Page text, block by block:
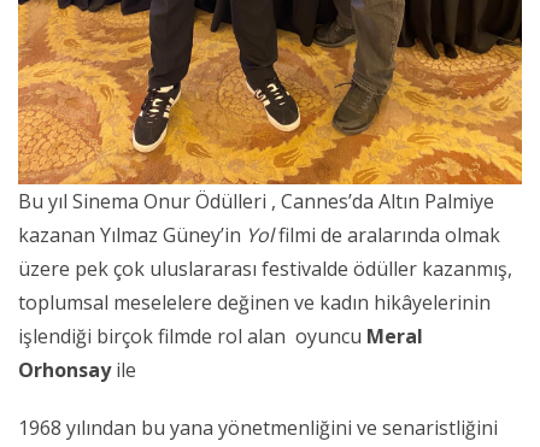
Bu yıl Sinema Onur Ödülleri , Cannes’da Altın Palmiye
kazanan Yılmaz Güney’in Yolfilmi de aralarında olmak
üzere pek çok uluslararası festivalde ödüller kazanmış,
toplumsal meselelere değinen ve kadın hikâyelerinin
işlendiği birçok filmde rol alan oyuncu Meral
Orhonsayile
1968 yılından bu yana yönetmenliğini ve senaristliğini